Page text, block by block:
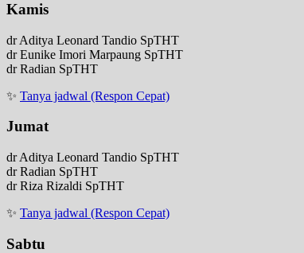
Kamis
dr Aditya Leonard Tandio SpTHT
dr Eunike Imori Marpaung SpTHT
dr Radian SpTHT
✨ Tanya jadwal (Respon Cepat)
Jumat
dr Aditya Leonard Tandio SpTHT
dr Radian SpTHT
dr Riza Rizaldi SpTHT
✨ Tanya jadwal (Respon Cepat)
Sabtu